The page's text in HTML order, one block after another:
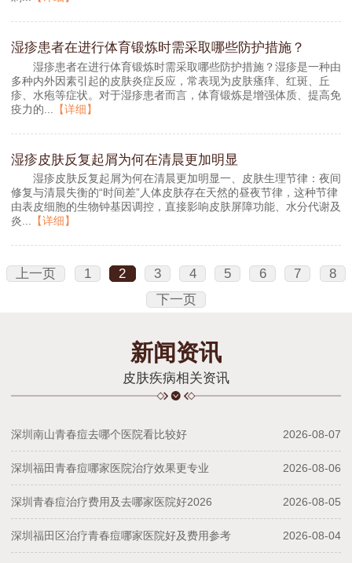
湿疹患者在进行体育锻炼时需采取哪些防护措施？
湿疹患者在进行体育锻炼时需采取哪些防护措施？湿疹是一种由
多种内外因素引起的皮肤炎症反应，常表现为皮肤瘙痒、红斑、丘
疹、水疱等症状。对于湿疹患者而言，体育锻炼是增强体质、提高免
疫力的...
【详细】
湿疹皮肤反复起屑为何在清晨更加明显
湿疹皮肤反复起屑为何在清晨更加明显一、皮肤生理节律：夜间
修复与清晨失衡的“时间差”人体皮肤存在天然的昼夜节律，这种节律
由表皮细胞的生物钟基因调控，直接影响皮肤屏障功能、水分代谢及
炎...
【详细】
上一页 1 2 3 4 5 6 7
8
下一页
新闻资讯
皮肤疾病相关资讯
深圳南山青春痘去哪个医院看比较好 2026-08-07
深圳福田青春痘哪家医院治疗效果更专业 2026-08-06
深圳青春痘治疗费用及去哪家医院好2026 2026-08-05
深圳福田区治疗青春痘哪家医院好及费用参考 2026-08-04